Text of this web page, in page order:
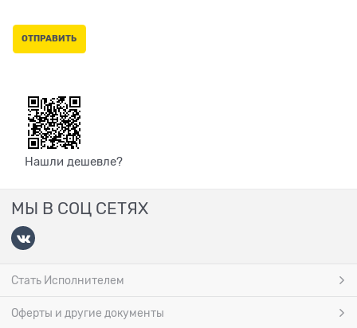
Нашли дешевле?
МЫ В СОЦ СЕТЯХ
Стать Исполнителем
Оферты и другие документы